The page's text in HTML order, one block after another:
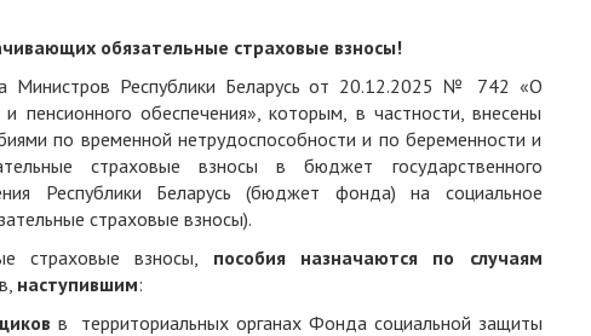
обязательные страховые взносы!
Министров Республики Беларусь от 20.12.2025 № 742 «О
пенсионного обеспечения», которым, в частности, внесены
по временной нетрудоспособности и по беременности и
страховые взносы в бюджет государственного
Республики Беларусь (бюджет фонда) на социальное
страховые взносы).
страховые взносы, пособия назначаются по случаям
наступившим:
в территориальных органах Фонда социальной защиты